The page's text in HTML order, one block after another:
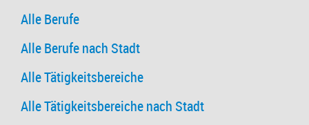
Alle Berufe
Alle Berufe nach Stadt
Alle Tätigkeitsbereiche
Alle Tätigkeitsbereiche nach Stadt